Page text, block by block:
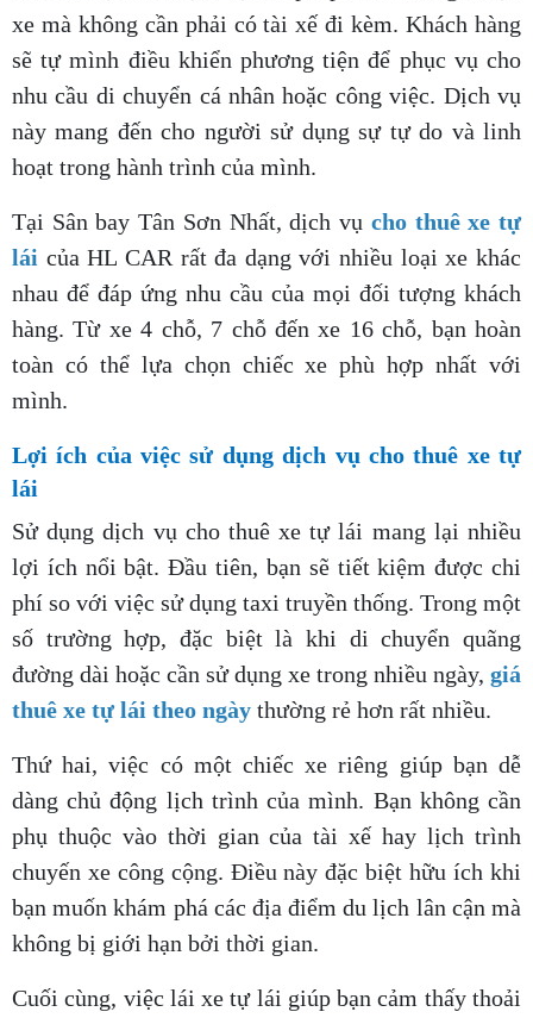
xe mà không cần phải có tài xế đi kèm. Khách hàng
sẽ tự mình điều khiển phương tiện để phục vụ cho
nhu cầu di chuyển cá nhân hoặc công việc. Dịch vụ
này mang đến cho người sử dụng sự tự do và linh
hoạt trong hành trình của mình.
Tại Sân bay Tân Sơn Nhất, dịch vụ cho thuê xe tự
lái của HL CAR rất đa dạng với nhiều loại xe khác
nhau để đáp ứng nhu cầu của mọi đối tượng khách
hàng. Từ xe 4 chỗ, 7 chỗ đến xe 16 chỗ, bạn hoàn
toàn có thể lựa chọn chiếc xe phù hợp nhất với
mình.
Lợi ích của việc sử dụng dịch vụ cho thuê xe tự
lái
Sử dụng dịch vụ cho thuê xe tự lái mang lại nhiều
lợi ích nổi bật. Đầu tiên, bạn sẽ tiết kiệm được chi
phí so với việc sử dụng taxi truyền thống. Trong một
số trường hợp, đặc biệt là khi di chuyển quãng
đường dài hoặc cần sử dụng xe trong nhiều ngày, giá
thuê xe tự lái theo ngày thường rẻ hơn rất nhiều.
Thứ hai, việc có một chiếc xe riêng giúp bạn dễ
dàng chủ động lịch trình của mình. Bạn không cần
phụ thuộc vào thời gian của tài xế hay lịch trình
chuyến xe công cộng. Điều này đặc biệt hữu ích khi
bạn muốn khám phá các địa điểm du lịch lân cận mà
không bị giới hạn bởi thời gian.
Cuối cùng, việc lái xe tự lái giúp bạn cảm thấy thoải